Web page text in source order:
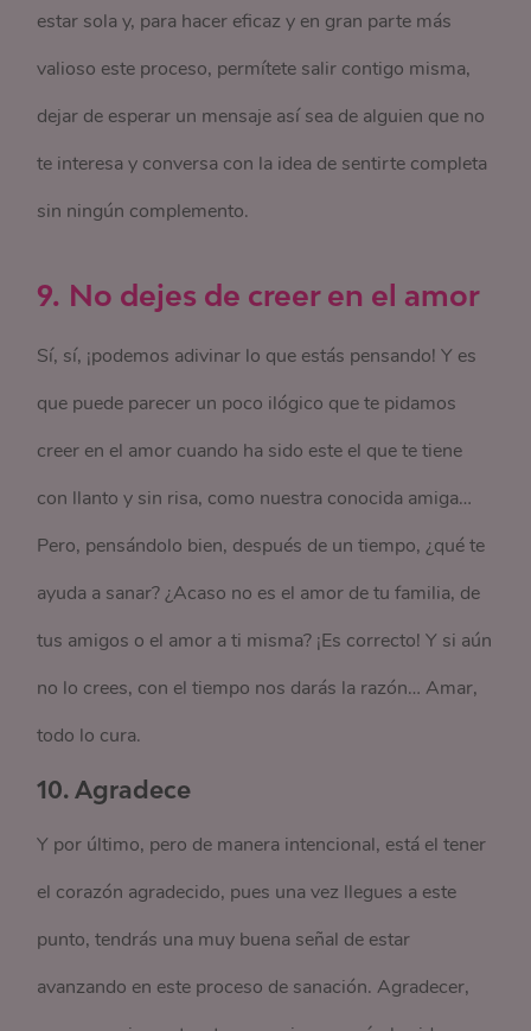
estar sola y, para hacer eficaz y en gran parte más
valioso este proceso, permítete salir contigo misma,
dejar de esperar un mensaje así sea de alguien que no
te interesa y conversa con la idea de sentirte completa
sin ningún complemento.
9. No dejes de creer en el amor
Sí, sí, ¡podemos adivinar lo que estás pensando! Y es
que puede parecer un poco ilógico que te pidamos
creer en el amor cuando ha sido este el que te tiene
con llanto y sin risa, como nuestra conocida amiga…
Pero, pensándolo bien, después de un tiempo, ¿qué te
ayuda a sanar? ¿Acaso no es el amor de tu familia, de
tus amigos o el amor a ti misma? ¡Es correcto! Y si aún
no lo crees, con el tiempo nos darás la razón… Amar,
todo lo cura.
10. Agradece
Y por último, pero de manera intencional, está el tener
el corazón agradecido, pues una vez llegues a este
punto, tendrás una muy buena señal de estar
avanzando en este proceso de sanación. Agradecer,